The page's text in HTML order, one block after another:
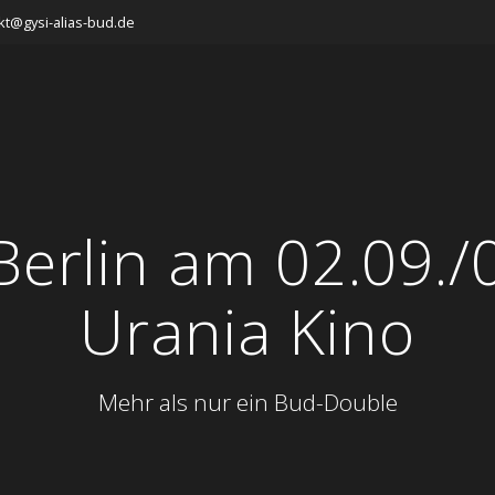
alias-bud.de
am
Urania Kino
Mehr als nur ein Bud-Double